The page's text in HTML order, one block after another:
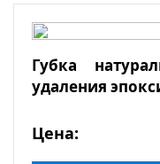
Губка
удаления
Цена: